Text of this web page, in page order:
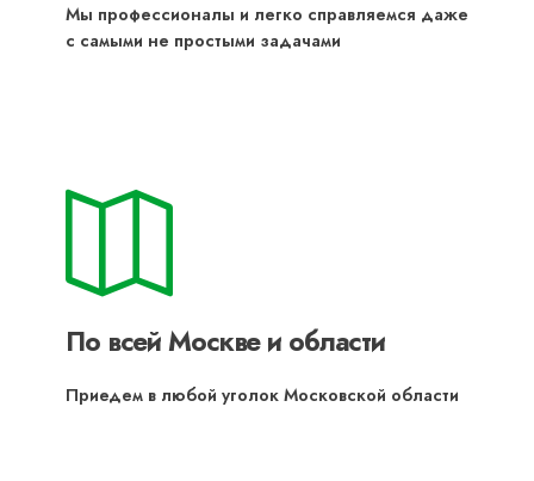
Мы профессионалы и легко справляемся даже
с самыми не простыми задачами
По всей Москве и области
Приедем в любой уголок Московской области